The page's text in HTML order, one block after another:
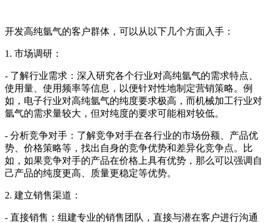
开发高纯氩气的客户群体，可以从以下几个方面入手：
1. 市场调研：
- 了解行业需求：深入研究各个行业对高纯氩气的需求特点、
使用量、使用频率等信息，以便针对性地制定营销策略。例
如，电子行业对高纯氩气的纯度要求极高，而机械加工行业对
氩气的需求量较大，但对纯度的要求可能相对较低。
- 分析竞争对手：了解竞争对手在各行业的市场份额、产品优
势、价格策略等，找出自身的竞争优势和差异化竞争点。比
如，如果竞争对手的产品在价格上具有优势，那么可以强调自
己产品的纯度更高、质量更稳定等优势。
2. 建立销售渠道：
- 直接销售：组建专业的销售团队，直接与潜在客户进行沟通